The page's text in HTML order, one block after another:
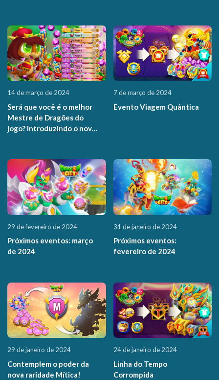
14 de março de 2024
Será que você é o melhor
Mestre de Dragões do
jogo? Introduzindo o novo
7 de março de 2024
Evento Viagem Quântica
29 de fevereiro de 2024
Próximos eventos: março
de 2024
31 de janeiro de 2024
Próximos eventos:
fevereiro de 2024
29 de janeiro de 2024
Contemplem o poder da
nova raridade Mítica!
24 de janeiro de 2024
Linha do Tempo
Corrompida